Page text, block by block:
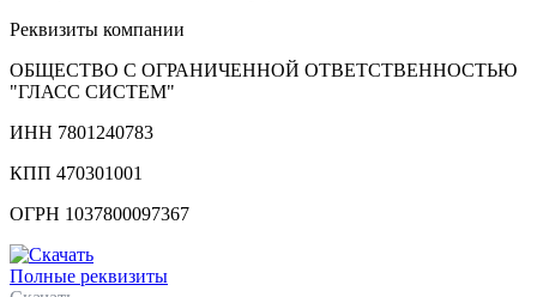
Реквизиты компании
ОБЩЕСТВО С ОГРАНИЧЕННОЙ ОТВЕТСТВЕННОСТЬЮ
"ГЛАСС СИСТЕМ"
ИНН 7801240783
КПП 470301001
ОГРН 1037800097367
Полные реквизиты